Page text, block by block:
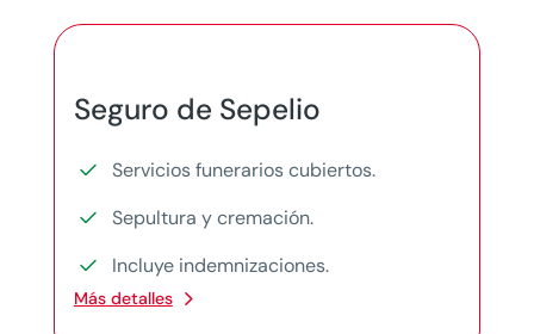
Seguro de Sepelio
Servicios funerarios cubiertos.
Sepultura y cremación.
Incluye indemnizaciones.
Más detalles